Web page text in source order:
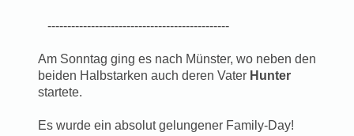
----------------------------------------------
Am Sonntag ging es nach Münster, wo neben den
beiden Halbstarken auch deren Vater Hunter
startete.
Es wurde ein absolut gelungener Family-Day!